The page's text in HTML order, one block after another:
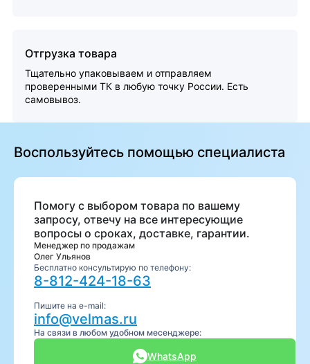
Отгрузка товара
Тщательно упаковываем и отправляем
проверенными ТК в любую точку России. Есть
самовывоз.
Воспользуйтесь помощью специалиста
Помогу с выбором товара по вашему
запросу, отвечу на все интересующие
вопросы о сроках, доставке, гарантии.
Менеджер по продажам
Олег Ульянов
Бесплатно консультирую по телефону:
8-812-424-18-63
Пишите на e-mail:
info@velmas.ru
На связи в любом удобном месенджере:
WhatsApp